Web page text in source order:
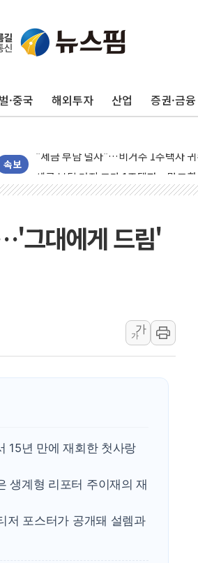
·중국 해외투자 산업 증권·금융
속보
트럼프, '원정출산 시민권 차단' 행
트럼프 "이란전 조만간 끝날 것"…군
세금 부담 커진 고가 1주택자…맞교
현대리바트, 원가 개선으로 실적 방
뉴욕증시, 유가·금리 부담에 하락…다
이란, 오만과 호르무즈 해협 재개방
[오늘의 국회일정] 상임위·세미나·기
이란, 美·이스라엘 선박 호르무즈 통
뉴욕증시 개장 전 특징주...모더나·
김정관 장관 "영업이익 N% 성과급
뉴욕증시 프리뷰, 미 주가선물 AI주
청와대, 북한 단거리 탄도미사일 발
그대에게 드림'
가
가
15년 만에 재회한 첫사랑
생계형 리포터 주이재의 재
저 포스터가 공개돼 설렘과